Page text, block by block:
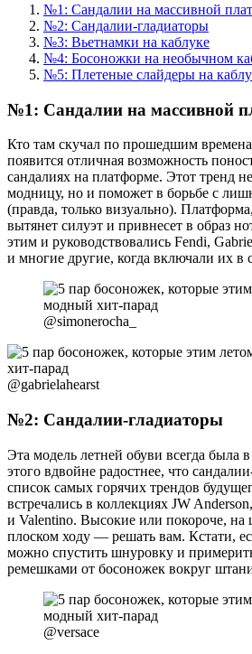
№1: Сандалии на массивной
№2: Сандалии-гладиаторы
№3: Вьетнамки на каблуке
№4: Босоножки на необычном
№5: Плетеные слайдеры на
№1: Сандалии на массивной
Кто там скучал по прошедшим
появится отличная возможность
сандалиях на платформе. Этот тренд
модницу, но и поможет в борьбе с
(правда, только визуально).
вытянет силуэт и привнесет в образ
этим и руководствовались Fendi,
и многие другие, когда включали их в
@simonerocha_
@gabrielahearst
№2: Сандалии-гладиаторы
Эта модель летней обуви всегда была
этого вдвойне радостнее, что
список самых горячих трендов
встречались в коллекциях JW
и Valentino. Высокие или покороче, на
плоском ходу — решать вам. Кстати,
можно спустить шнуровку и
ремешками от босоножек вокруг
@versace